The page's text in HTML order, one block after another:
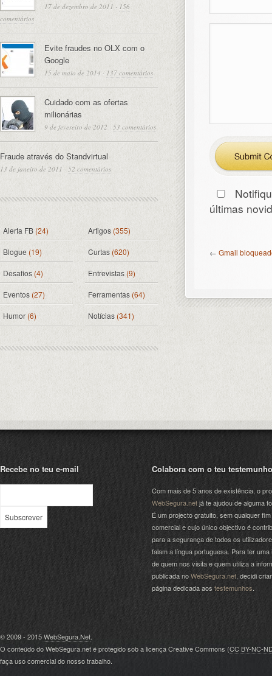
últimas
← Gmail
17 de dezembro de 2011 · 156
comentários
Evite fraudes no OLX com o
Google
15 de maio de 2014 · 137 comentários
Cuidado com as ofertas
milionárias
9 de fevereiro de 2012 · 53 comentários
Fraude através do Standvirtual
13 de janeiro de 2011 · 52 comentários
Alerta FB(24) Artigos (355)
Blogue (19) Curtas (620)
Desafios (4) Entrevistas (9)
Eventos(27) Ferramentas(64)
Humor (6) Notícias(341)
Recebe no teu e-mail Colabora com o teu testemunho
Com mais de 5 anos de existência, o
WebSegura.netjá te ajudou de alguma
É um projecto gratuito, sem qualquer fim
comercial e cujo único objectivo é
para a segurança de todos os
falam a língua portuguesa. Para ter uma
de quem nos visita e quem utiliza a
publicada noWebSegura.net , decidi
página dedicada aos testemunhos
© 2009 - 2015WebSegura.Net.
O conteúdo do WebSegura.net é protegido sob a licença Creative Commons (CC BY-NC-
faça uso comercial do nosso trabalho.